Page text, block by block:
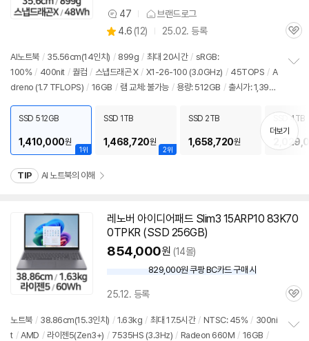
우
할
인
상
품
견
47 브랜드로그
별
점
4.6 (상
리
뷰
12) 25.02. 등록
관
AI노트북 / 35.56cm(14인치) / 899g / 최대 20시간 / sRGB:
100% / 400nit / 퀄컴 / 스냅드래곤 X / X1-26-100 (3.0GHz) / 45TOPS / A
dreno (1.7 TFLOPS) / 16GB / 램 교체: 불가능 / 용량: 512GB / 출시가: 1,399,
치
기
1위
SSD 512GB
1,410,000원
2위
SSD 1TB
1,468,720원
SSD 2TB
1,658,720원
SSD 4TB
더보기
TIP AI 노트북의 이해
레노버 아이디어패드 Slim3 15ARP10 83K70
0TPKR (SSD 256GB)
854,000원 (14몰)
할
가
829,000원 쿠팡 BC카드 구매 시
25.12. 등록
관
노트북 / 38.86cm(15.3인치) / 1.63kg / 최대 17.5시간 / NTSC: 45% / 300ni
t / AMD / 라이젠5(Zen3+) / 7535HS (3.3Hz) / Radeon 660M / 16GB /